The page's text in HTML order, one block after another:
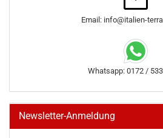
Email: info@italien-
Whatsapp: 0172 /
Newsletter-Anmeldung